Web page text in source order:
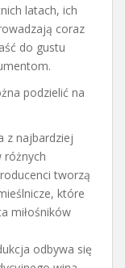
latach, ich
coraz
do gustu
podzielić na
z najbardziej
różnych
tworzą
które
miłośników
odbywa się